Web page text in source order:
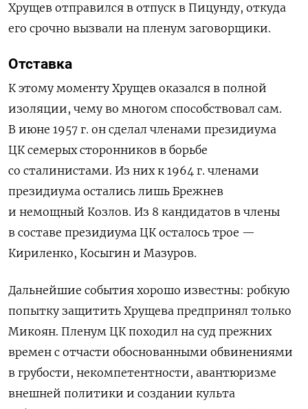
Хрущев отправился в отпуск в Пицунду, откуда
его срочно вызвали на пленум заговорщики.
Отставка
К этому моменту Хрущев оказался в полной
изоляции, чему во многом способствовал сам.
В июне 1957 г. он сделал членами президиума
ЦК семерых сторонников в борьбе
со сталинистами. Из них к 1964 г. членами
президиума остались лишь Брежнев
и немощный Козлов. Из 8 кандидатов в члены
в составе президиума ЦК осталось трое —
Кириленко, Косыгин и Мазуров.
Дальнейшие события хорошо известны: робкую
попытку защитить Хрущева предпринял только
Микоян. Пленум ЦК походил на суд прежних
времен с отчасти обоснованными обвинениями
в грубости, некомпетентности, авантюризме
внешней политики и создании культа